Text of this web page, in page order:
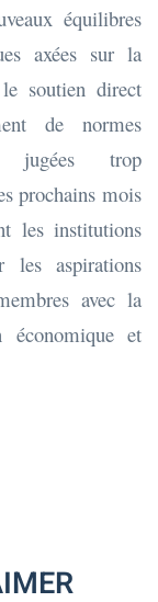
équilibres
axées sur la
le soutien direct
de normes
jugées trop
prochains mois
les institutions
les aspirations
avec la
économique et